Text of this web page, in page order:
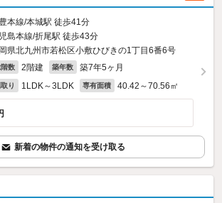
本線/本城駅 徒歩41分
島本線/折尾駅 徒歩43分
県北九州市若松区小敷ひびきの1丁目6番6号
数 2階建 築年数 築7年5ヶ月
り 1LDK～3LDK 専有面積 40.42～70.56㎡
新着の物件の通知を受け取る